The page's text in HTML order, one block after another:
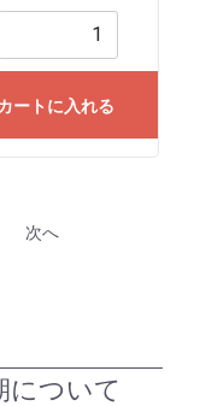
ートに入れる
次へ
について